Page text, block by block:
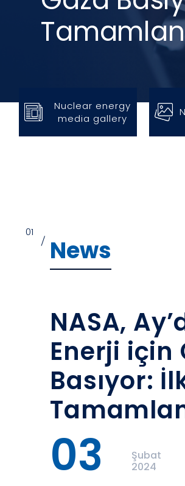
Nuclear energy
media gallery
01
/ News
NASA,
Enerji için
Basıyor:
03
Şubat
2024